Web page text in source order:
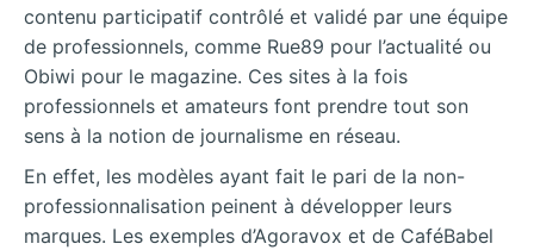
contenu participatif contrôlé et validé par une équipe
de professionnels, comme Rue89 pour l’actualité ou
Obiwi pour le magazine. Ces sites à la fois
professionnels et amateurs font prendre tout son
sens à la notion de journalisme en réseau.
En effet, les modèles ayant fait le pari de la non-
professionnalisation peinent à développer leurs
marques. Les exemples d’Agoravox et de CaféBabel